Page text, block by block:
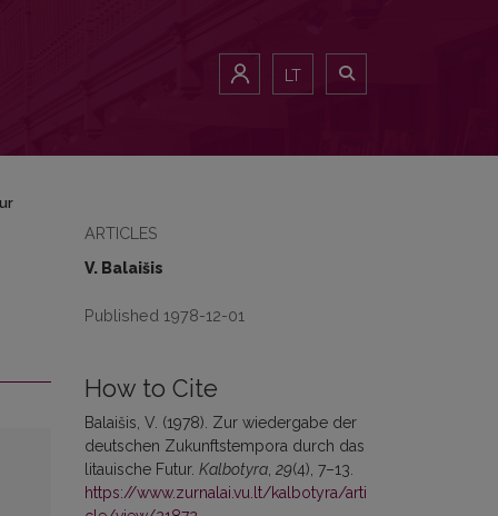
LT
ARTICLES
V. Balaišis
Published 1978-12-01
How to Cite
Balaišis, V. (1978). Zur wiedergabe der
deutschen Zukunftstempora durch das
litauische Futur. Kalbotyra 29(4), 7–13.
https://www.zurnalai.vu.lt/kalbotyra/arti